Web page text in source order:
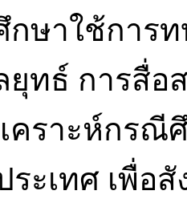
กษาใช้การ
ยุทธ์ การสื่
คราะห์กร
ระเทศ เพื่อ